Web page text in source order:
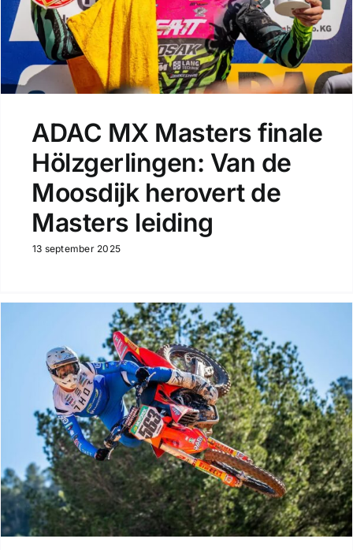
ADAC MX Masters finale
Hölzgerlingen: Van de
Moosdijk herovert de
Masters leiding
13 september 2025